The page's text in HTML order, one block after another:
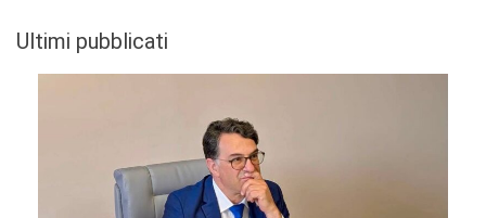
Ultimi pubblicati